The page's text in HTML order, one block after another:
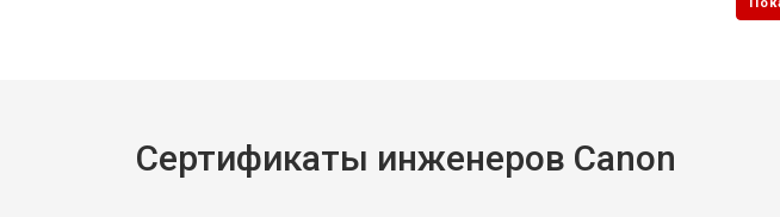
Сертификаты инженеров Canon